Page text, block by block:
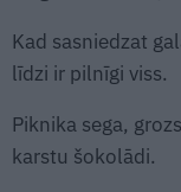
Kad sasniedzat
līdzi ir pilnīgi viss.
Piknika sega,
karstu šokolādi.